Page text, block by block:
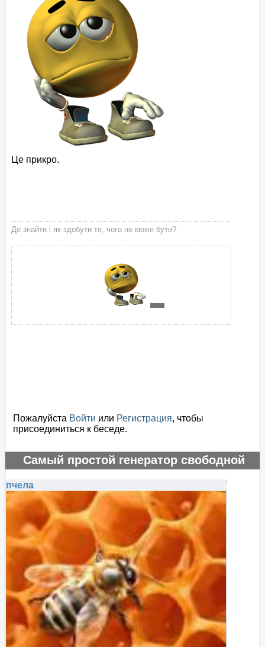
Це прикро.
Де знайти і як здобути те, чого не може бути?
Пожалуйста Войти или Регистрация, чтобы
присоединиться к беседе.
Самый простой генератор свободной
энергии
#75583
пчела